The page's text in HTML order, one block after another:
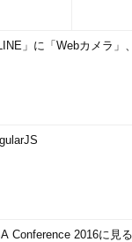
LINE」に「Webカメラ
Conference 2016に見